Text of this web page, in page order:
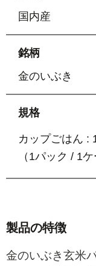
国内産
銘柄
金のいぶき
規格
カップごはん :
（1パック / 1
製品の特徴
金のいぶき玄米